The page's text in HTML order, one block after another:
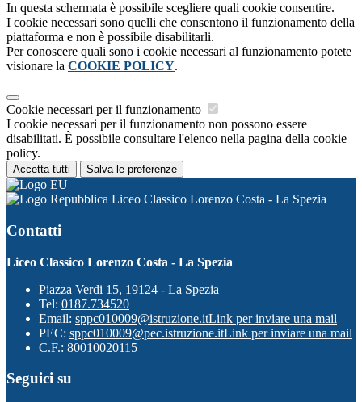
In questa schermata è possibile scegliere quali cookie consentire.
I cookie necessari sono quelli che consentono il funzionamento della
piattaforma e non è possibile disabilitarli.
Per conoscere quali sono i cookie necessari al funzionamento potete
visionare la COOKIE POLICY.
Cookie necessari per il funzionamento
I cookie necessari per il funzionamento non possono essere
disabilitati. È possibile consultare l'elenco nella pagina della cookie
policy.
Accetta tutti Salva le preferenze
Liceo Classico Lorenzo Costa - La Spezia
Contatti
Liceo Classico Lorenzo Costa - La Spezia
Piazza Verdi 15, 19124 - La Spezia
Tel: 0187.734520
Email: sppc010009@istruzione.itLink per inviare una mail
PEC: sppc010009@pec.istruzione.itLink per inviare una mail
C.F.: 80010020115
Seguici su